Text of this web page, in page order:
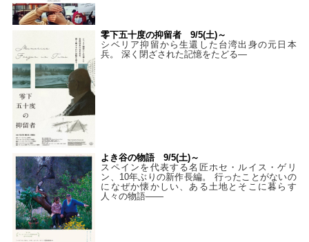
零下五十度の抑留者 9/5(土)～
シベリア抑留から生還した台湾出身の元日本
兵。 深く閉ざされた記憶をたどる—
よき谷の物語 9/5(土)～
スペインを代表する名匠ホセ・ルイス・ゲリ
ン、10年ぶりの新作長編。 行ったことがないの
になぜか懐かしい、ある土地とそこに暮らす
人々の物語――